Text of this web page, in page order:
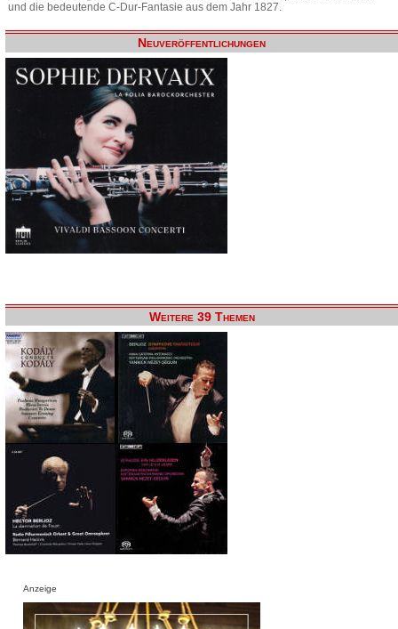
und die bedeutende C-Dur-Fantasie aus dem Jahr 1827.
Neuveröffentlichungen
Weitere 39 Themen
Anzeige